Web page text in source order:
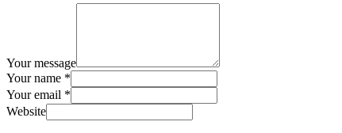
Your message
Your name *
Your email *
Website